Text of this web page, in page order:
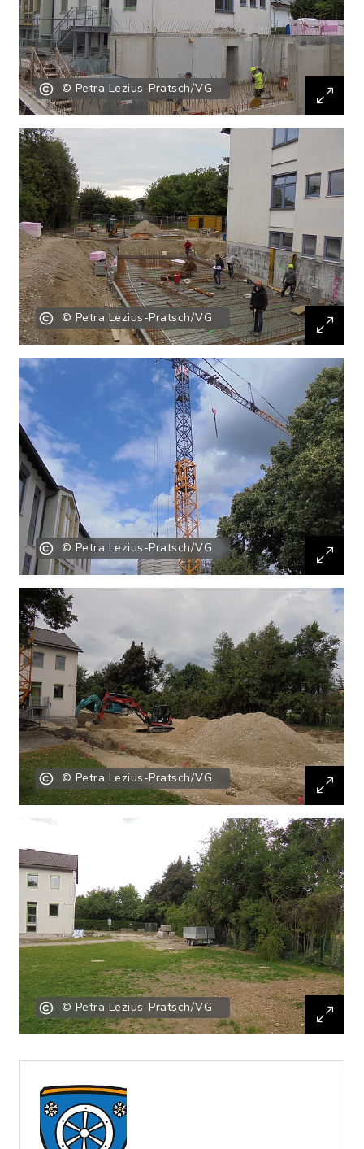
© Petra Lezius-Pratsch/VG
© Petra Lezius-Pratsch/VG
© Petra Lezius-Pratsch/VG
© Petra Lezius-Pratsch/VG
© Petra Lezius-Pratsch/VG